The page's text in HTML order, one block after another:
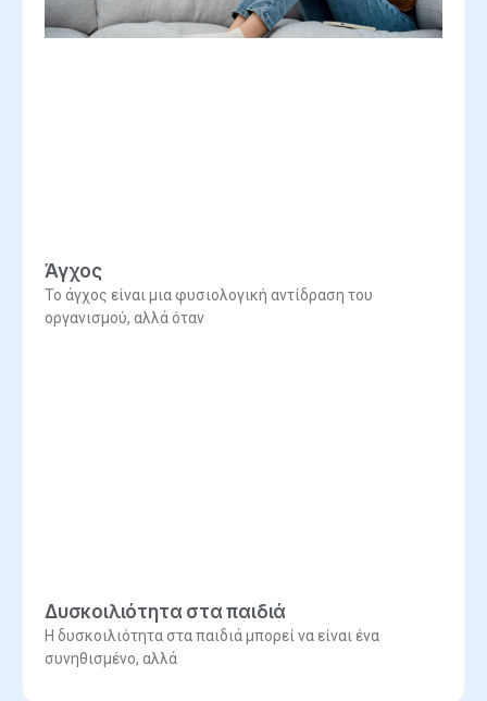
Άγχος
Το άγχος είναι μια φυσιολογική αντίδραση του
οργανισμού, αλλά όταν
Δυσκοιλιότητα στα παιδιά
Η δυσκοιλιότητα στα παιδιά μπορεί να είναι ένα
συνηθισμένο, αλλά